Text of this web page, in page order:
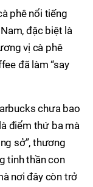
phê nổi tiếng
đặc biệt là
vị cà phê
đã làm “say
chưa bao
điểm thứ ba mà
sở”, thương
tinh thần con
nơi đây còn trở